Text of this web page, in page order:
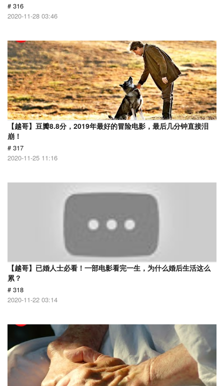
# 316
2020-11-28 03:46
【越哥】豆瓣8.8分，2019年最好的冒险电影，最后几分钟直接泪
崩！
# 317
2020-11-25 11:16
【越哥】已婚人士必看！一部电影看完一生，为什么婚后生活这么
累？
# 318
2020-11-22 03:14